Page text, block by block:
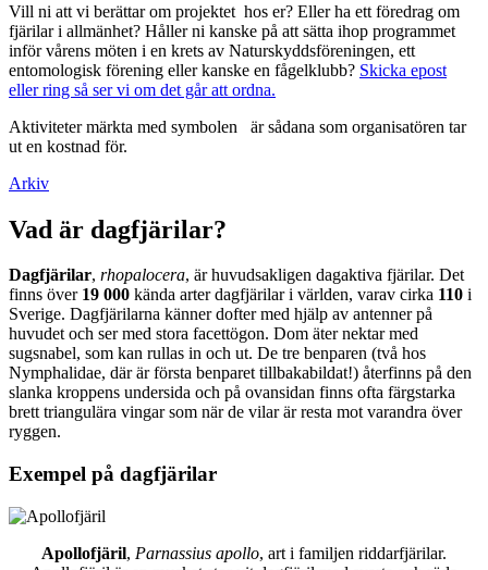
Vill ni att vi berättar om projektet hos er? Eller ha ett föredrag om
fjärilar i allmänhet? Håller ni kanske på att sätta ihop programmet
inför vårens möten i en krets av Naturskyddsföreningen, ett
entomologisk förening eller kanske en fågelklubb? Skicka epost
eller ring så ser vi om det går att ordna.
Aktiviteter märkta med symbolen
är sådana som organisatören tar
ut en kostnad för.
Arkiv
Vad är dagfjärilar?
Dagfjärilar, rhopalocera, är huvudsakligen dagaktiva fjärilar. Det
finns över 19 000 kända arter dagfjärilar i världen, varav cirka 110 i
Sverige. Dagfjärilarna känner dofter med hjälp av antenner på
huvudet och ser med stora facettögon. Dom äter nektar med
sugsnabel, som kan rullas in och ut. De tre benparen (två hos
Nymphalidae, där är första benparet tillbakabildat!) återfinns på den
slanka kroppens undersida och på ovansidan finns ofta färgstarka
brett triangulära vingar som när de vilar är resta mot varandra över
ryggen.
Exempel på dagfjärilar
Apollofjäril, Parnassius apollo, art i familjen riddarfjärilar.